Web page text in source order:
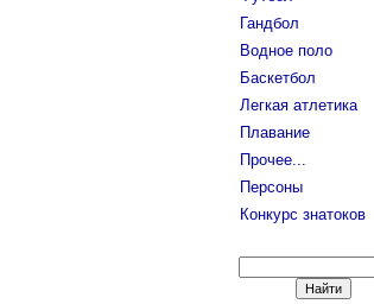
Гандбол
Водное поло
Баскетбол
Легкая атлетика
Плавание
Прочее...
Персоны
Конкурс знатоков